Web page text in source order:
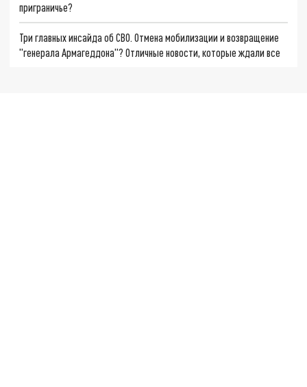
приграничье?
Три главных инсайда об СВО. Отмена мобилизации и возвращение
"генерала Армагеддона"? Отличные новости, которые ждали все